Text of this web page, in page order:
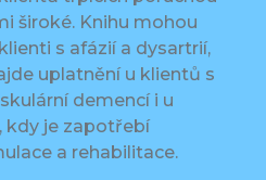
široké. Knihu mohou
s afázií a dysartrií,
uplatnění u klientů s
demencí i u
kdy je zapotřebí
a rehabilitace.